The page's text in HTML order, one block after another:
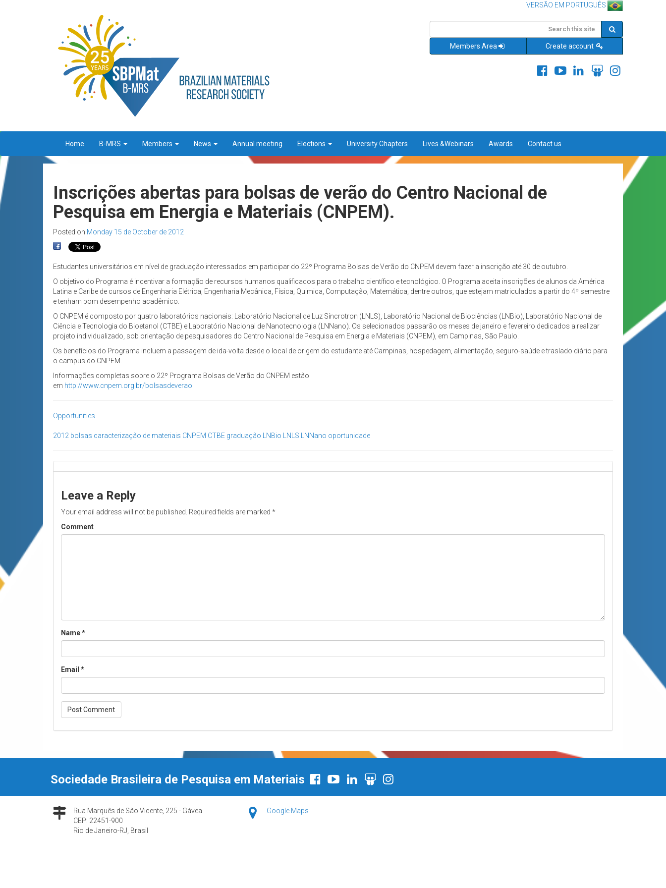
VERSÃO EM PORTUGUÊS
Members Area Create account
Home B-MRS Members News Annual meeting Elections University Chapters Lives &Webinars Awards Contact us
Inscrições abertas para bolsas de verão do Centro Nacional de
Pesquisa em Energia e Materiais (CNPEM).
Posted on Monday 15 de October de 2012
Estudantes universitários em nível de graduação interessados em participar do 22º Programa Bolsas de Verão do CNPEM devem fazer a inscrição até 30 de outubro.
O objetivo do Programa é incentivar a formação de recursos humanos qualificados para o trabalho científico e tecnológico. O Programa aceita inscrições de alunos da América
Latina e Caribe de cursos de Engenharia Elétrica, Engenharia Mecânica, Física, Quimica, Computação, Matemática, dentre outros, que estejam matriculados a partir do 4º semestre
e tenham bom desempenho acadêmico.
O CNPEM é composto por quatro laboratórios nacionais: Laboratório Nacional de Luz Síncrotron (LNLS), Laboratório Nacional de Biociências (LNBio), Laboratório Nacional de
Ciência e Tecnologia do Bioetanol (CTBE) e Laboratório Nacional de Nanotecnologia (LNNano). Os selecionados passarão os meses de janeiro e fevereiro dedicados a realizar
projeto individualizado, sob orientação de pesquisadores do Centro Nacional de Pesquisa em Energia e Materiais (CNPEM), em Campinas, São Paulo.
Os benefícios do Programa incluem a passagem de ida-volta desde o local de origem do estudante até Campinas, hospedagem, alimentação, seguro-saúde e traslado diário para
o campus do CNPEM.
Informações completas sobre o 22º Programa Bolsas de Verão do CNPEM estão
em http://www.cnpem.org.br/bolsasdeverao
Opportunities
2012 bolsas caracterização de materiais CNPEM CTBE graduação LNBio LNLS LNNano oportunidade
Leave a Reply
Your email address will not be published. Required fields are marked *
Comment
Name*
Email *
Sociedade Brasileira de Pesquisa em Materiais
Rua Marquês de São Vicente, 225 - Gávea
CEP: 22451-900
Rio de Janeiro-RJ, Brasil
Google Maps